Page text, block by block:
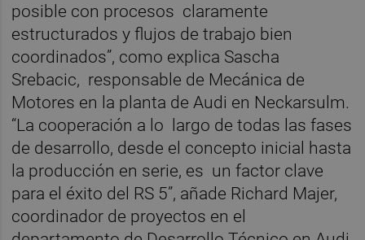
posible con procesos claramente
estructurados y flujos de trabajo bien
coordinados”, como explica Sascha
Srebacic, responsable de Mecánica de
Motores en la planta de Audi en Neckarsulm.
“La cooperación a lo largo de todas las fases
de desarrollo, desde el concepto inicial hasta
la producción en serie, es un factor clave
para el éxito del RS 5”, añade Richard Majer,
coordinador de proyectos en el